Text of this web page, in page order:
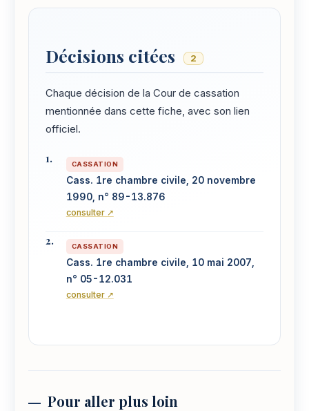
Décisions citées 2
Chaque décision de la Cour de cassation
mentionnée dans cette fiche, avec son lien
officiel.
CASSATION
Cass. 1re chambre civile, 20 novembre
1990, n° 89-13.876
consulter ↗
CASSATION
Cass. 1re chambre civile, 10 mai 2007,
n° 05-12.031
consulter ↗
Pour aller plus loin